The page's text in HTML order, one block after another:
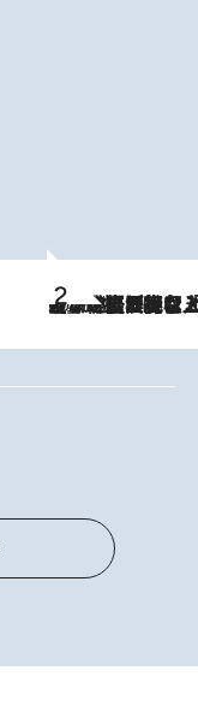
2026.8.5
【なぜ吉沢亮は「気配を消せる」のか？】興行収入208億の『国宝』を経て挑むミュージカル『ディア・エヴァン・ハンセン』。トップ俳優が舞台上でさらけ出した“孤独”とは